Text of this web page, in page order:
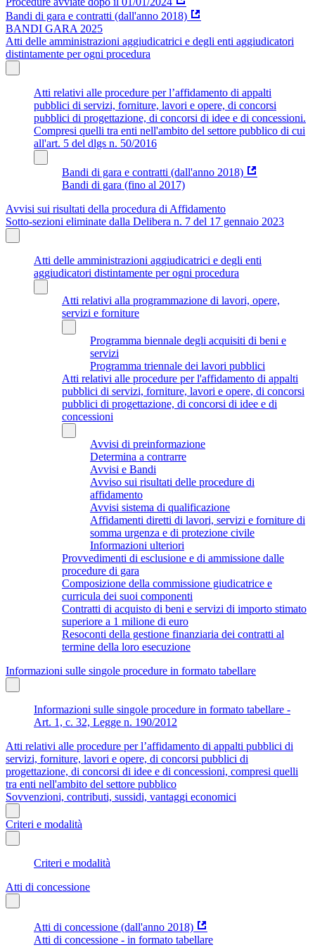
Bandi di gara e contratti (dall'anno 2018)
BANDI GARA 2025
Atti delle amministrazioni aggiudicatrici e degli enti aggiudicatori
distintamente per ogni procedura
Atti relativi alle procedure per l’affidamento di appalti
pubblici di servizi, forniture, lavori e opere, di concorsi
pubblici di progettazione, di concorsi di idee e di concessioni.
Compresi quelli tra enti nell'ambito del settore pubblico di cui
all'art. 5 del dlgs n. 50/2016
Bandi di gara e contratti (dall'anno 2018)
Bandi di gara (fino al 2017)
Avvisi sui risultati della procedura di Affidamento
Sotto-sezioni eliminate dalla Delibera n. 7 del 17 gennaio 2023
Atti delle amministrazioni aggiudicatrici e degli enti
aggiudicatori distintamente per ogni procedura
Atti relativi alla programmazione di lavori, opere,
servizi e forniture
Programma biennale degli acquisiti di beni e
servizi
Programma triennale dei lavori pubblici
Atti relativi alle procedure per l'affidamento di appalti
pubblici di servizi, forniture, lavori e opere, di concorsi
pubblici di progettazione, di concorsi di idee e di
concessioni
Avvisi di preinformazione
Determina a contrarre
Avvisi e Bandi
Avviso sui risultati delle procedure di
affidamento
Avvisi sistema di qualificazione
Affidamenti diretti di lavori, servizi e forniture di
somma urgenza e di protezione civile
Informazioni ulteriori
Provvedimenti di esclusione e di ammissione dalle
procedure di gara
Composizione della commissione giudicatrice e
curricula dei suoi componenti
Contratti di acquisto di beni e servizi di importo stimato
superiore a 1 milione di euro
Resoconti della gestione finanziaria dei contratti al
termine della loro esecuzione
Informazioni sulle singole procedure in formato tabellare
Informazioni sulle singole procedure in formato tabellare -
Art. 1, c. 32, Legge n. 190/2012
Atti relativi alle procedure per l’affidamento di appalti pubblici di
servizi, forniture, lavori e opere, di concorsi pubblici di
progettazione, di concorsi di idee e di concessioni, compresi quelli
tra enti nell'ambito del settore pubblico
Sovvenzioni, contributi, sussidi, vantaggi economici
Criteri e modalità
Criteri e modalità
Atti di concessione
Atti di concessione (dall'anno 2018)
Atti di concessione - in formato tabellare